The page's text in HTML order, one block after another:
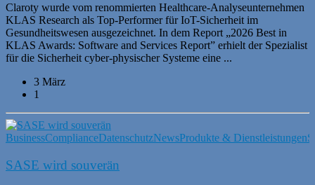
Claroty wurde vom renommierten Healthcare-Analyseunternehmen
KLAS Research als Top-Performer für IoT-Sicherheit im
Gesundheitswesen ausgezeichnet. In dem Report „2026 Best in
KLAS Awards: Software and Services Report” erhielt der Spezialist
für die Sicherheit cyber-physischer Systeme eine ...
3 März
1
BusinessComplianceDatenschutzNewsProdukte & Dienstleistungen
SASE wird souverän